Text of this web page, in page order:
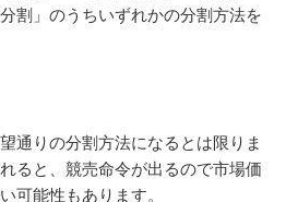
割」のうちいずれかの分割方法を
通りの分割方法になるとは限りま
ると、競売命令が出るので市場価
可能性もあります。